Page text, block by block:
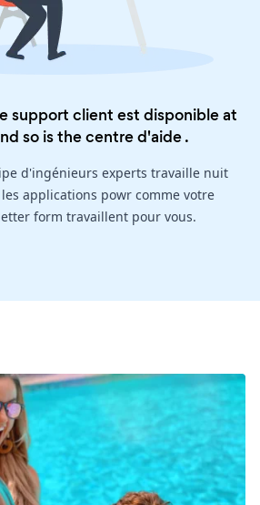
support client est disponible at
so is thecentre d'aide.
d'ingénieurs experts travaille nuit
applications powr comme votre
form travaillent pour vous.